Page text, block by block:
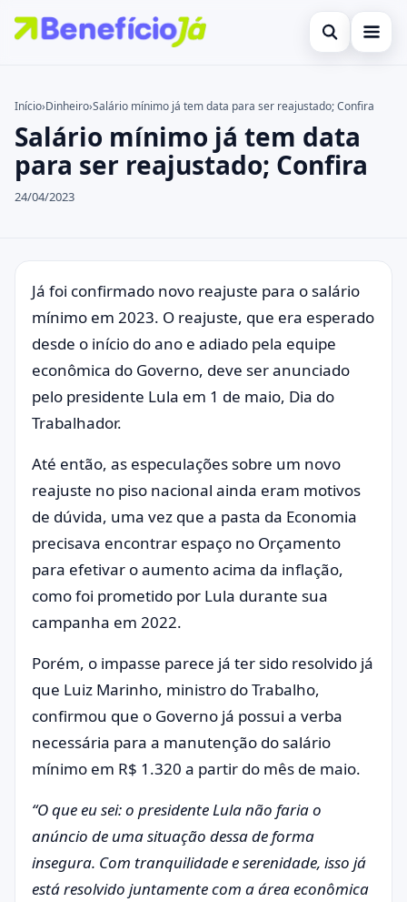
Abrir busca
Cartões de Crédito
Benefícios
Buscar no site ×
Buscar por:
Pressione Enter para buscar ou ESC para fechar.
Início›Dinheiro›Salário mínimo já tem data para ser reajustado; Confira
Salário mínimo já tem data
para ser reajustado; Confira
24/04/2023
Já foi confirmado novo reajuste para o salário
mínimo em 2023. O reajuste, que era esperado
desde o início do ano e adiado pela equipe
econômica do Governo, deve ser anunciado
pelo presidente Lula em 1 de maio, Dia do
Trabalhador.
Até então, as especulações sobre um novo
reajuste no piso nacional ainda eram motivos
de dúvida, uma vez que a pasta da Economia
precisava encontrar espaço no Orçamento
para efetivar o aumento acima da inflação,
como foi prometido por Lula durante sua
campanha em 2022.
Porém, o impasse parece já ter sido resolvido já
que Luiz Marinho, ministro do Trabalho,
confirmou que o Governo já possui a verba
necessária para a manutenção do salário
mínimo em R$ 1.320 a partir do mês de maio.
“O que eu sei: o presidente Lula não faria o
anúncio de uma situação dessa de forma
insegura. Com tranquilidade e serenidade, isso já
está resolvido juntamente com a área econômica